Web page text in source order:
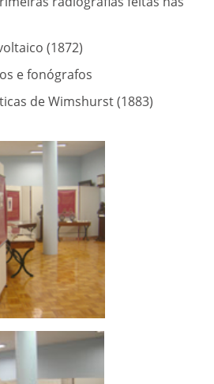
(1872)
e fonógrafos
de Wimshurst (1883)